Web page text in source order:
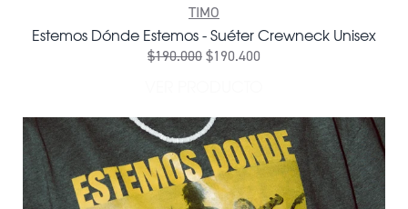
TIMO
Estemos Dónde Estemos - Suéter Crewneck Unisex
$190.000$190.400